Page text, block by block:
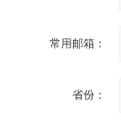
常用邮箱：
省份：